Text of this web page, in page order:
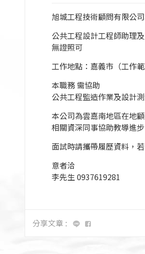
旭城工程技術顧問有限公
公共工程設計工程師助理
無證照可
工作地點：嘉義市（工作
本職務 需協助
公共工程監造作業及設計
本公司為雲嘉南地區在地
相關資深同事協助教導進步
面試時請攜帶履歷資料，
意者洽
李先生 0937619281
分享文章 :